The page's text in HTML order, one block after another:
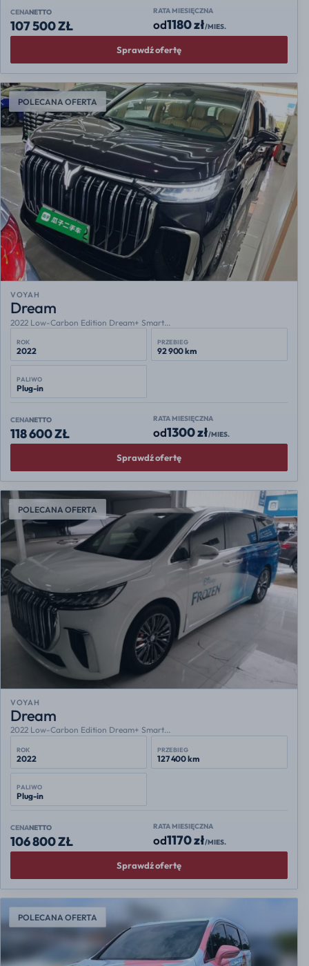
CENANETTO
107 500 ZŁ
RATA MIESIĘCZNA
od1180 zł/MIES.
Sprawdź ofertę
POLECANA OFERTA
VOYAH
Dream
2022 Low-Carbon Edition Dream+ Smart...
ROK
2022
PRZEBIEG
92 900 km
PALIWO
Plug-in
CENANETTO
118 600 ZŁ
RATA MIESIĘCZNA
od1300 zł/MIES.
Sprawdź ofertę
POLECANA OFERTA
VOYAH
Dream
2022 Low-Carbon Edition Dream+ Smart...
ROK
2022
PRZEBIEG
127 400 km
PALIWO
Plug-in
CENANETTO
106 800 ZŁ
RATA MIESIĘCZNA
od1170 zł/MIES.
Sprawdź ofertę
POLECANA OFERTA